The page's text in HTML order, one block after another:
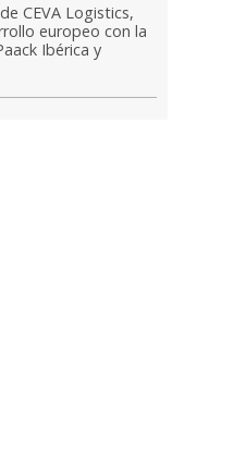
CEVA Logistics,
europeo con la
Ibérica y